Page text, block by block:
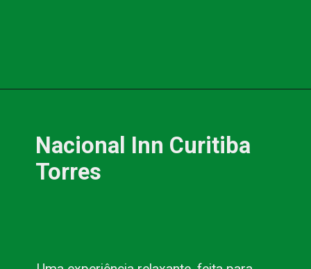
Nacional Inn Curitiba
Torres